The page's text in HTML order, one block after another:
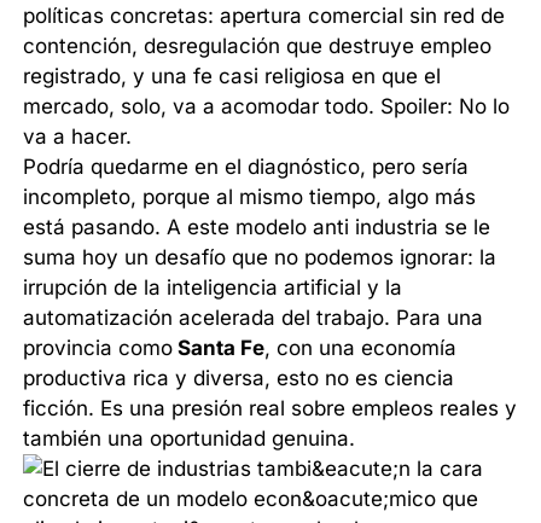
políticas concretas: apertura comercial sin red de
contención, desregulación que destruye empleo
registrado, y una fe casi religiosa en que el
mercado, solo, va a acomodar todo. Spoiler: No lo
va a hacer.
Podría quedarme en el diagnóstico, pero sería
incompleto, porque al mismo tiempo, algo más
está pasando. A este modelo anti industria se le
suma hoy un desafío que no podemos ignorar: la
irrupción de la inteligencia artificial y la
automatización acelerada del trabajo. Para una
provincia como Santa Fe, con una economía
productiva rica y diversa, esto no es ciencia
ficción. Es una presión real sobre empleos reales y
también una oportunidad genuina.